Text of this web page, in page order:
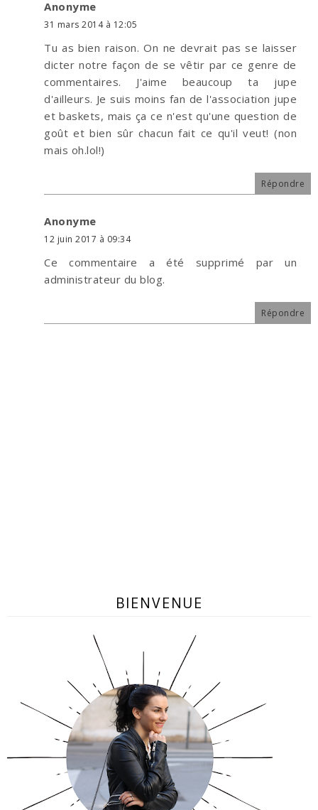
Anonyme
31 mars 2014 à 12:05
Tu as bien raison. On ne devrait pas se laisser
dicter notre façon de se vêtir par ce genre de
commentaires. J'aime beaucoup ta jupe
d'ailleurs. Je suis moins fan de l'association jupe
et baskets, mais ça ce n'est qu'une question de
goût et bien sûr chacun fait ce qu'il veut! (non
mais oh.lol!)
Répondre
Anonyme
12 juin 2017 à 09:34
Ce commentaire a été supprimé par un
administrateur du blog.
Répondre
BIENVENUE